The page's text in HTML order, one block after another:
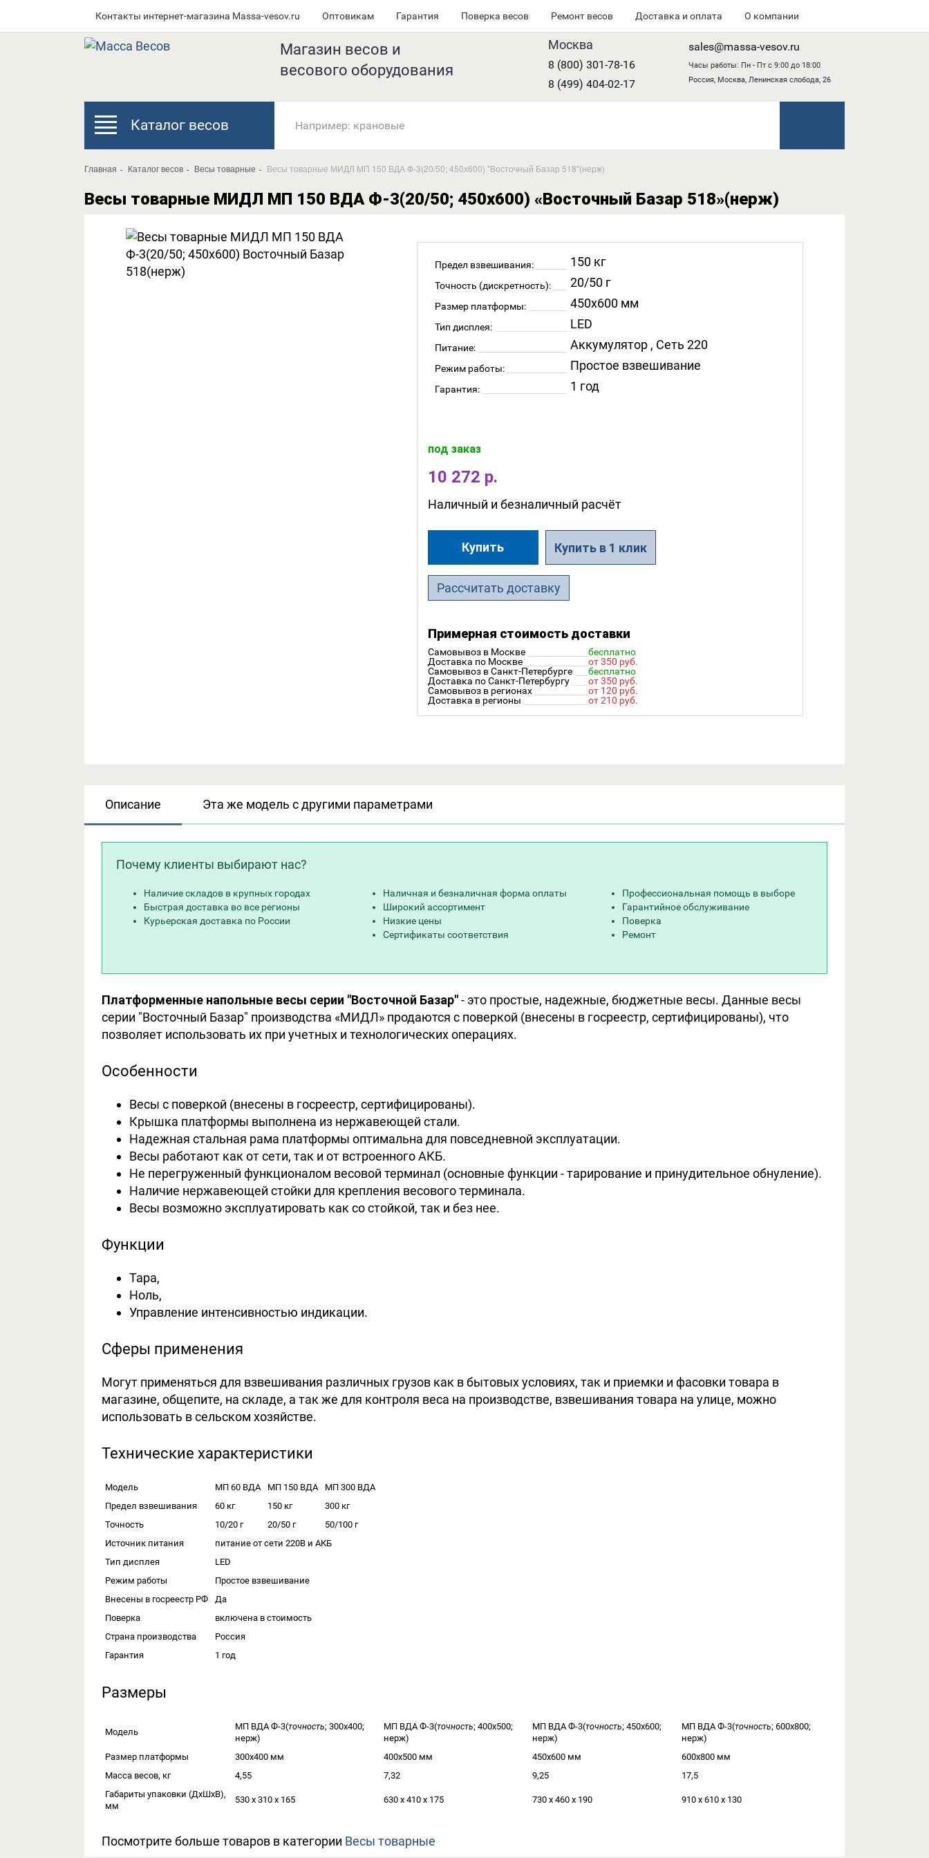
Контакты интернет-магазина Мassa-vesov.ru Оптовикам Гарантия Поверка весов Ремонт весов Доставка и оплата О компании
Магазин весов и
весового оборудования
Москва
8 (800) 301-78-16
8 (499) 404-02-17
sales@massa-vesov.ru
Часы работы: Пн - Пт с 9:00 до 18:00
Россия, Москва, Ленинская слобода, 26
Каталог весов
Главная Каталог весов Весы товарные Весы товарные МИДЛ МП 150 ВДА Ф-3(20/50; 450х600) "Восточный Базар 518"(нерж)
Весы товарные МИДЛ МП 150 ВДА Ф-3(20/50; 450х600) «Восточный Базар 518»(нерж)
Предел взвешивания: 150 кг
Точность (дискретность): 20/50 г
Размер платформы: 450x600 мм
Тип дисплея: LED
Питание: Аккумулятор , Сеть 220
Режим работы: Простое взвешивание
Гарантия: 1 год
под заказ
10 272 р.
Наличный и безналичный расчёт
Купить Купить в 1 клик
Рассчитать доставку
Примерная стоимость доставки
Самовывоз в Москве
бесплатно
Доставка по Москве
от 350 руб.
Самовывоз в Санкт-Петербурге
бесплатно
Доставка по Санкт-Петербургу
от 350 руб.
Самовывоз в регионах
от 120 руб.
Доставка в регионы
от 210 руб.
Описание Эта же модель с другими параметрами
Почему клиенты выбирают нас?
Наличие складов в крупных городах
Быстрая доставка во все регионы
Курьерская доставка по России
Наличная и безналичная форма оплаты
Широкий ассортимент
Низкие цены
Сертификаты соответствия
Профессиональная помощь в выборе
Гарантийное обслуживание
Поверка
Ремонт
Платформенные напольные весы серии "Восточной Базар"- это простые, надежные, бюджетные весы. Данные весы
серии "Восточный Базар" производства «МИДЛ» продаются с поверкой (внесены в госреестр, сертифицированы), что
позволяет использовать их при учетных и технологических операциях.
Особенности
Весы с поверкой (внесены в госреестр, сертифицированы).
Крышка платформы выполнена из нержавеющей стали.
Надежная стальная рама платформы оптимальна для повседневной эксплуатации.
Весы работают как от сети, так и от встроенного АКБ.
Не перегруженный функционалом весовой терминал (основные функции - тарирование и принудительное обнуление).
Наличие нержавеющей стойки для крепления весового терминала.
Весы возможно эксплуатировать как со стойкой, так и без нее.
Функции
Тара,
Ноль,
Управление интенсивностью индикации.
Сферы применения
Могут применяться для взвешивания различных грузов как в бытовых условиях, так и приемки и фасовки товара в
магазине, общепите, на складе, а так же для контроля веса на производстве, взвешивания товара на улице, можно
использовать в сельском хозяйстве.
Технические характеристики
Модель МП 60 ВДА МП 150 ВДА
МП 300 ВДА
Предел взвешивания
60 кг 150 кг
300 кг
Точность
10/20 г 20/50 г
50/100 г
Источник питания
питание от сети 220В и АКБ
Тип дисплея
LED
Режим работы
Простое взвешивание
Внесены в госреестр РФ
Да
Поверка
включена в стоимость
Страна производства
Россия
Гарантия
1 год
Размеры
Модель
МП ВДА Ф-3(точность; 300х400;
нерж)
МП ВДА Ф-3(точность; 400х500;
нерж)
МП ВДА Ф-3(точность; 450х600;
нерж)
МП ВДА Ф-3(точность; 600х800;
нерж)
Размер платформы
300x400 мм 400x500 мм 450x600 мм
600x800 мм
Масса весов, кг
4,55 7,32 9,25
17,5
Габариты упаковки (ДxШxВ),
мм
530 х 310 х 165 630 х 410 х 175 730 х 460 х 190 910 х 610 х 130
Посмотрите больше товаров в категории Весы товарные